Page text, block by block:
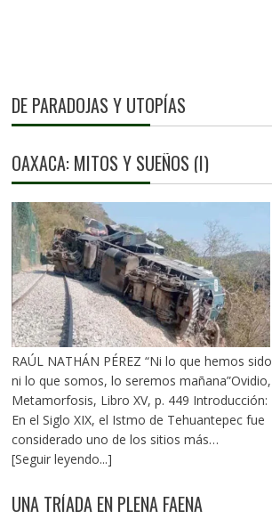
DE PARADOJAS Y UTOPÍAS
OAXACA: MITOS Y SUEÑOS (I)
RAÚL NATHÁN PÉREZ “Ni lo que hemos sido
ni lo que somos, lo seremos mañana”Ovidio,
Metamorfosis, Libro XV, p. 449 Introducción:
En el Siglo XIX, el Istmo de Tehuantepec fue
considerado uno de los sitios más
estratégicos a nivel mundial. En la mira de los
emanados del PRI iniciaron una serie de
[Seguir leyendo...]
UNA TRÍADA EN PLENA FAENA